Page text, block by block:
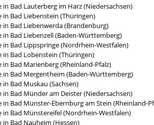
Bad Lauterberg im Harz (Niedersachsen)
Bad Liebenstein (Thüringen)
in Bad Liebenwerda (Brandenburg)
in Bad Liebenzell (Baden-Württemberg)
in Bad Lippspringe (Nordrhein-Westfalen)
in Bad Lobenstein (Thüringen)
Bad Marienberg (Rheinland-Pfalz)
in Bad Mergentheim (Baden-Württemberg)
Bad Muskau (Sachsen)
Bad Münder am Deister (Niedersachsen)
Bad Münster-Ebernburg am Stein (Rheinland-
in Bad Münstereifel (Nordrhein-Westfalen)
Bad Nauheim (Hessen)